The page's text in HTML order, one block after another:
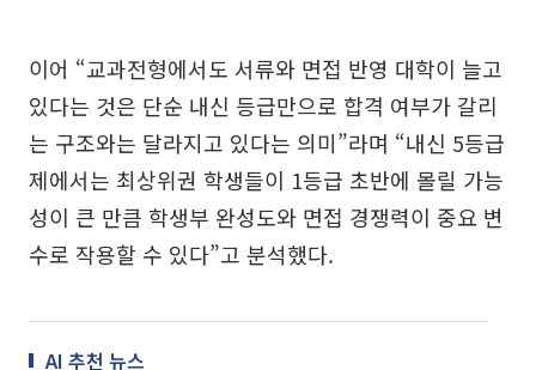
이어 “교과전형에서도 서류와 면접 반영 대학이 늘고
있다는 것은 단순 내신 등급만으로 합격 여부가 갈리
는 구조와는 달라지고 있다는 의미”라며 “내신 5등급
제에서는 최상위권 학생들이 1등급 초반에 몰릴 가능
성이 큰 만큼 학생부 완성도와 면접 경쟁력이 중요 변
수로 작용할 수 있다”고 분석했다.
AI 추천 뉴스